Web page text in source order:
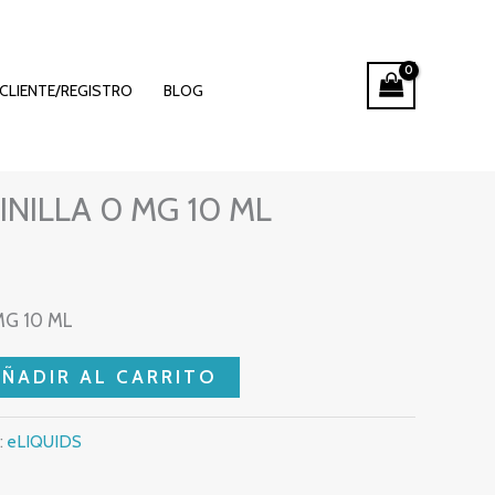
CLIENTE/REGISTRO BLOG
0 MG 10 ML
10 ML
AL CARRITO
eLIQUIDS